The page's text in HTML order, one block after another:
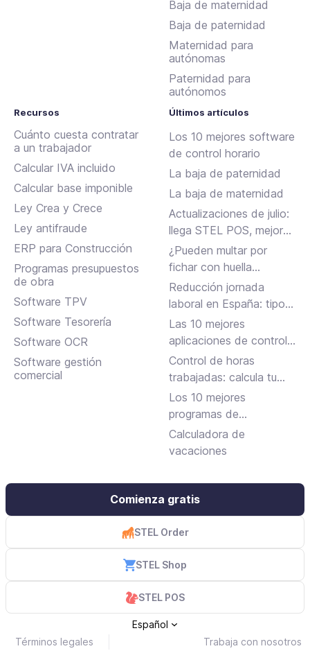
Baja de maternidad
Baja de paternidad
Maternidad para
autónomas
Paternidad para
autónomos
Recursos
Cuánto cuesta contratar
a un trabajador
Calcular IVA incluido
Calcular base imponible
Ley Crea y Crece
Ley antifraude
ERP para Construcción
Programas presupuestos
de obra
Software TPV
Software Tesorería
Software OCR
Software gestión
comercial
Últimos artículos
Los 10 mejores software
de control horario
La baja de paternidad
La baja de maternidad
Actualizaciones de julio:
llega STEL POS, mejoras
en Assistant, albaranes
en Inbox y más
¿Pueden multar por
fichar con huella
dactilar?
Reducción jornada
laboral en España: tipos,
requisitos y cómo
solicitarla
Las 10 mejores
aplicaciones de control
horario para fichar en el
trabajo
Control de horas
trabajadas: calcula tu
jornada laboral
Los 10 mejores
programas de
facturación gratuitos y
de pago
Calculadora de
vacaciones
Comienza gratis
STEL Order
STEL Shop
STEL POS
Términos legales Trabaja con nosotros
Español